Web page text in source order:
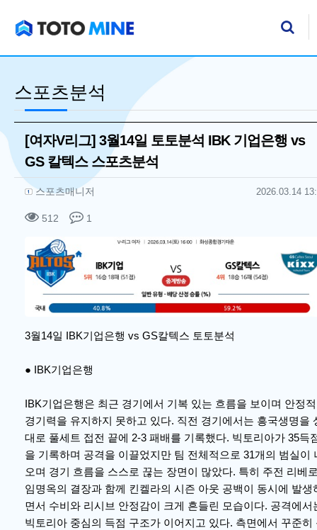
스포츠분석
[여자V리그] 3월14일 토토분석 IBK 기업은행 vs
GS 칼텍스 스포츠분석
작성자 정보
스포츠매니저 작성일
2026.03.14
컨텐츠 정보
512 조회 1
본문
3월14일 IBK기업은행 vs GS칼텍스 토토분석
● IBK기업은행
IBK기업은행은 최근 경기에서 기복 있는 흐름을 보이며 안정
경기력을 유지하지 못하고 있다. 직전 경기에서는 흥국생명을
대로 풀세트 접전 끝에 2-3 패배를 기록했다. 빅토리아가 35득
을 기록하며 공격을 이끌었지만 팀 전체적으로 31개의 범실이
오며 경기 흐름을 스스로 끊는 장면이 많았다. 특히 주전 리베
임명옥의 결장과 함께 킨켈라의 시즌 아웃 공백이 동시에 발생
면서 수비와 리시브 안정감이 크게 흔들린 모습이다. 공격에서
빅토리아 중심의 득점 구조가 이어지고 있다. 측면에서 꾸준히